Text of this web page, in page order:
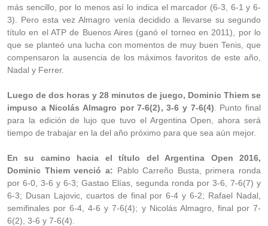
más sencillo, por lo menos así lo indica el marcador (6-3, 6-1 y 6-
3). Pero esta vez Almagro venía decidido a llevarse su segundo
título en el ATP de Buenos Aires (ganó el torneo en 2011), por lo
que se planteó una lucha con momentos de muy buen Tenis, que
compensaron la ausencia de los máximos favoritos de este año,
Nadal y Ferrer.
Luego de dos horas y 28 minutos de juego, Dominic Thiem se
impuso a Nicolás Almagro por 7-6(2), 3-6 y 7-6(4) . Punto final
para la edición de lujo que tuvo el Argentina Open, ahora será
tiempo de trabajar en la del año próximo para que sea aún mejor.
En su camino hacia el título del Argentina Open 2016,
Dominic Thiem venció a: Pablo Carreño Busta, primera ronda
por 6-0, 3-6 y 6-3; Gastao Elías, segunda ronda por 3-6, 7-6(7) y
6-3; Dusan Lajovic, cuartos de final por 6-4 y 6-2; Rafael Nadal,
semifinales por 6-4, 4-6 y 7-6(4); y Nicolás Almagro, final por 7-
6(2), 3-6 y 7-6(4).